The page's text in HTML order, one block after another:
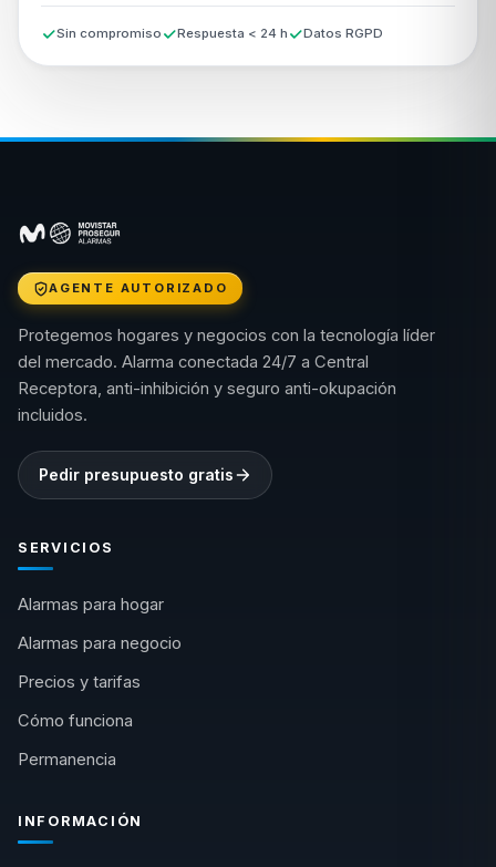
Sin compromiso Respuesta < 24 h Datos RGPD
AGENTE AUTORIZADO
Protegemos hogares y negocios con la tecnología líder
del mercado. Alarma conectada 24/7 a Central
Receptora, anti-inhibición y seguro anti-okupación
incluidos.
Pedir presupuesto gratis
SERVICIOS
Alarmas para hogar
Alarmas para negocio
Precios y tarifas
Cómo funciona
Permanencia
INFORMACIÓN